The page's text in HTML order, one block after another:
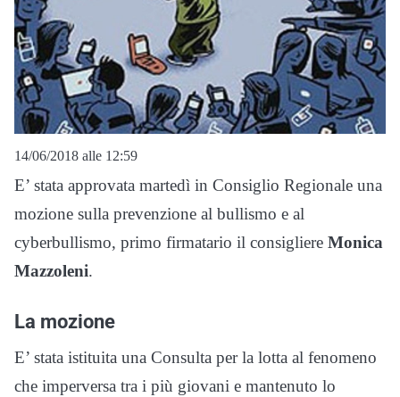
14/06/2018 alle 12:59
E’ stata approvata martedì in Consiglio Regionale una
mozione sulla prevenzione al bullismo e al
cyberbullismo, primo firmatario il consigliere Monica
Mazzoleni.
La mozione
E’ stata istituita una Consulta per la lotta al fenomeno
che imperversa tra i più giovani e mantenuto lo